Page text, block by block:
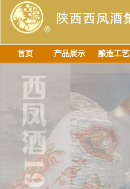
首页 产品展示 酿造工艺